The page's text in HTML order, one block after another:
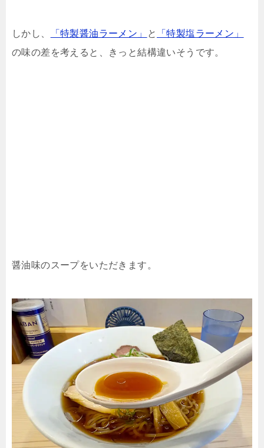
しかし、 「特製醤油ラーメン」 と
「特製塩ラーメン」
の味の差を考えると、きっと結構違いそうです。
醤油味のスープをいただきます。